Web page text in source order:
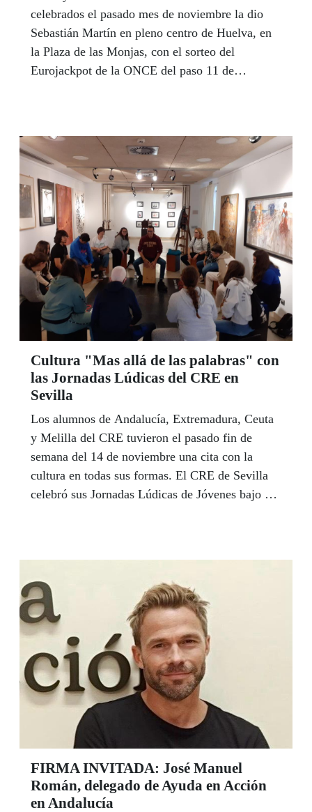
celebrados el pasado mes de noviembre la dio
Sebastián Martín en pleno centro de Huelva, en
la Plaza de las Monjas, con el sorteo del
Eurojackpot de la ONCE del paso 11 de
Cultura "Mas allá de las palabras" con
las Jornadas Lúdicas del CRE en
Sevilla
Los alumnos de Andalucía, Extremadura, Ceuta
y Melilla del CRE tuvieron el pasado fin de
semana del 14 de noviembre una cita con la
cultura en todas sus formas. El CRE de Sevilla
celebró sus Jornadas Lúdicas de Jóvenes bajo el
FIRMA INVITADA: José Manuel
Román, delegado de Ayuda en Acción
en Andalucía